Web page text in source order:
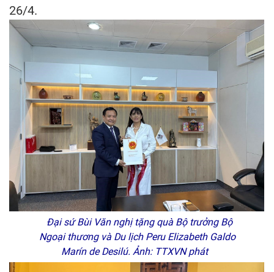
26/4.
Đại sứ Bùi Văn nghị tặng quà Bộ trưởng Bộ
Ngoại thương và Du lịch Peru Elizabeth Galdo
Marín de Desilú. Ảnh: TTXVN phát